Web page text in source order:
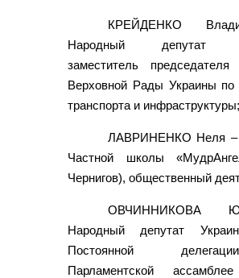
КРЕЙДЕНКО
Народный депутат
заместитель председателя
Верховной Рады Украины по
транспорта и инфраструктуры;
ЛАВРИНЕНКО Неля –
Частной школы
Чернигов), общественный
ОВЧИННИКОВА
Народный депутат
Постоянной
Парламентской